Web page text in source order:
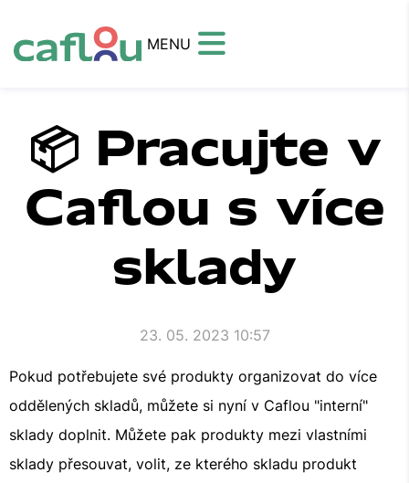
MENU
📦 Pracujte v
Caflou s více
sklady
23. 05. 2023 10:57
Pokud potřebujete své produkty organizovat do více
oddělených skladů, můžete si nyní v Caflou "interní"
sklady doplnit. Můžete pak produkty mezi vlastními
sklady přesouvat, volit, ze kterého skladu produkt